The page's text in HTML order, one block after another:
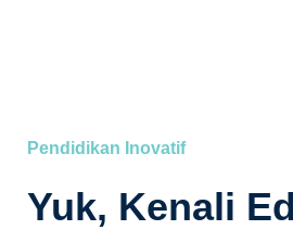
⁠Pendidikan Inovatif
Yuk, Kenali